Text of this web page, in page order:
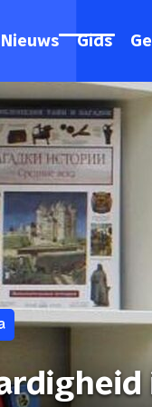
Nieuws Gids